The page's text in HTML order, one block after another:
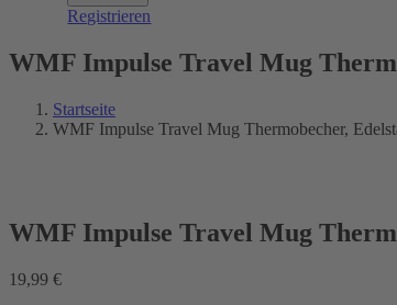
Registrieren
WMF Impulse Travel Mug
Startseite
WMF Impulse Travel Mug Thermobecher,
WMF Impulse Travel Mug
19,99 €